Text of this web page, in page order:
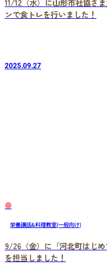
11/12（水）に山形市社協さ
ンで食トレを行いました！
2025.09.27
●
栄養講話&料理教室(一般向け)
9/26（金）に「河北町はじめ
を担当しました！